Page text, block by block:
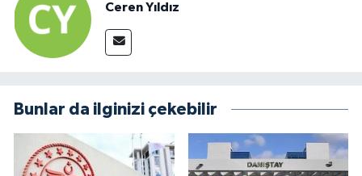
Ceren Yıldız
Bunlar da ilginizi çekebilir